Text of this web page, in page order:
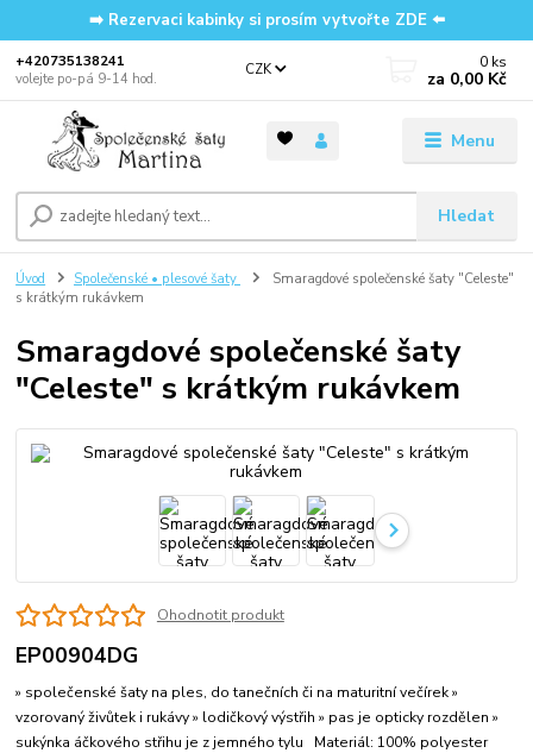
➡️ Rezervaci kabinky si prosím vytvořte ZDE ⬅️
Menu
CZK
Hledat
‭+420735138241
volejte po-pá 9-14 hod.
0 ks
za 0,00 Kč
Úvod Společenské • plesové šaty
Smaragdové společenské šaty "Celeste"
s krátkým rukávkem
Smaragdové společenské šaty
"Celeste" s krátkým rukávkem
Ohodnotit produkt
EP00904DG
» společenské šaty na ples, do tanečních či na maturitní večírek »
vzorovaný živůtek i rukávy » lodičkový výstřih » pas je opticky rozdělen »
sukýnka áčkového střihu je z jemného tylu Materiál: 100% polyester